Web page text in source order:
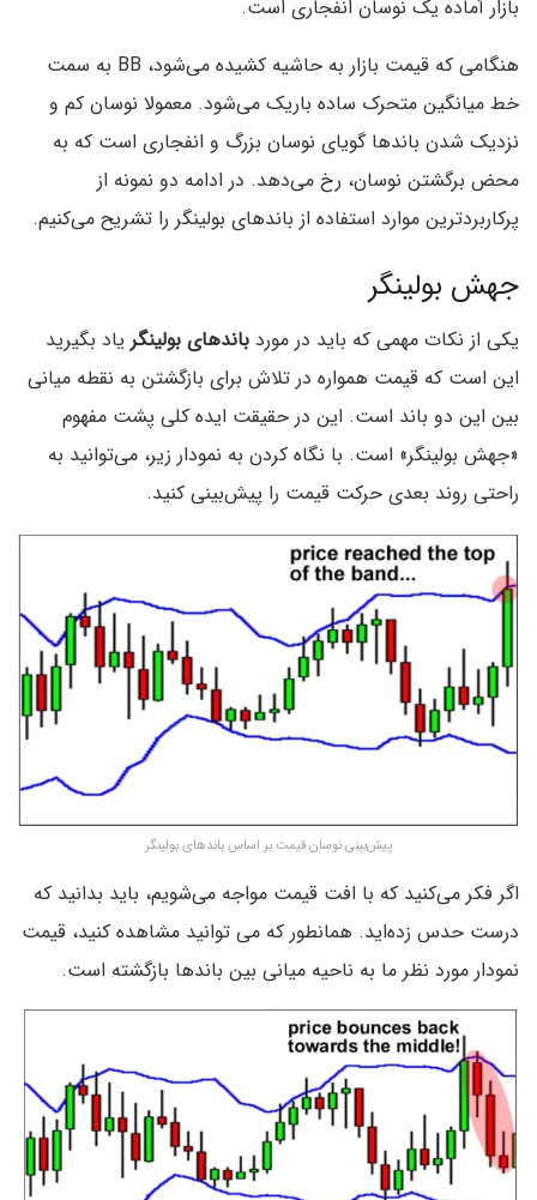
بازار آماده یک نوسان انفجاری است.
هنگامی که قیمت بازار به حاشیه کشیده می‌شود، BB به سمت
خط میانگین متحرک ساده باریک می‌شود. معمولا نوسان کم و
نزدیک شدن باندها گویای نوسان بزرگ و انفجاری است که به
محض برگشتن نوسان، رخ می‌دهد. در ادامه دو نمونه از
پرکاربردترین موارد استفاده از باند‌های بولینگر را تشریح می‌کنیم.
جهش بولینگر
یکی از نکات مهمی که باید در مورد باند‌های بولینگر یاد بگیرید
این است که قیمت همواره در تلاش برای بازگشتن به نقطه میانی
بین این دو باند است. این در حقیقت ایده کلی پشت مفهوم
«جهش بولینگر‌» است. با نگاه کردن به نمودار زیر‌، می‌توانید به
راحتی روند بعدی حرکت قیمت را پیش‌بینی کنید.
پیش‌بینی نوسان قیمت بر اساس باند‌های بولینگر
اگر فکر می‌کنید که با افت قیمت مواجه می‌شویم‌، باید بدانید که
درست حدس زده‌اید. همانطور که می توانید مشاهده کنید‌، قیمت
نمودار مورد نظر ما به ناحیه میانی بین باند‌ها بازگشته است.